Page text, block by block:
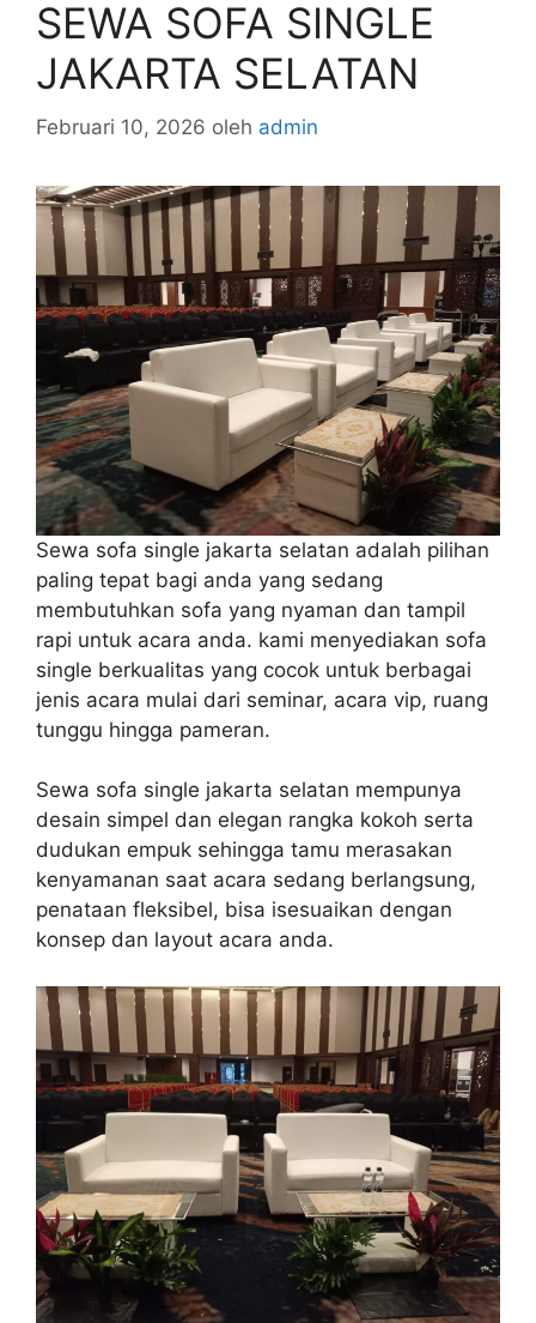
SEWA SOFA SINGLE
JAKARTA SELATAN
Februari 10, 2026 oleh admin
Sewa sofa single jakarta selatan adalah pilihan
paling tepat bagi anda yang sedang
membutuhkan sofa yang nyaman dan tampil
rapi untuk acara anda. kami menyediakan sofa
single berkualitas yang cocok untuk berbagai
jenis acara mulai dari seminar, acara vip, ruang
tunggu hingga pameran.
Sewa sofa single jakarta selatan mempunya
desain simpel dan elegan rangka kokoh serta
dudukan empuk sehingga tamu merasakan
kenyamanan saat acara sedang berlangsung,
penataan fleksibel, bisa isesuaikan dengan
konsep dan layout acara anda.